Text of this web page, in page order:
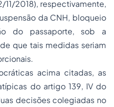
2018), respectivamente,
da CNH, bloqueio
do passaporte, sob a
que tais medidas seriam
acima citadas, as
do artigo 139, IV do
decisões colegiadas no